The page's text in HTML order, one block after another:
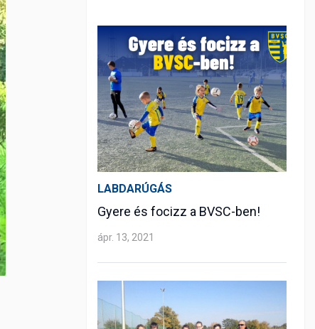
LABDARÚGÁS
Gyere és focizz a BVSC-ben!
ápr. 13, 2021